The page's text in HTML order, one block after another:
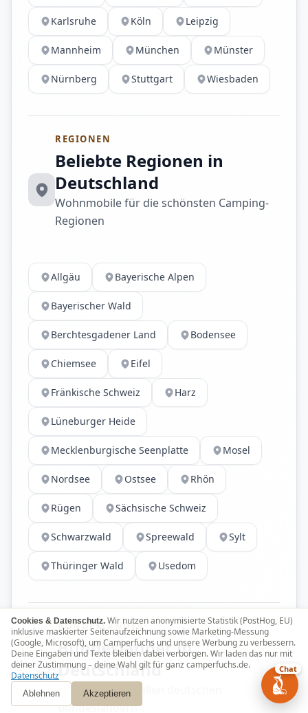
Karlsruhe Köln Leipzig
Mannheim München Münster
Nürnberg Stuttgart Wiesbaden
REGIONEN
Beliebte Regionen in
Deutschland
Wohnmobile für die schönsten Camping-
Regionen
Allgäu Bayerische Alpen
Bayerischer Wald
Berchtesgadener Land Bodensee
Chiemsee Eifel
Fränkische Schweiz Harz
Lüneburger Heide
Mecklenburgische Seenplatte Mosel
Nordsee Ostsee Rhön
Rügen Sächsische Schweiz
Schwarzwald Spreewald Sylt
Thüringer Wald Usedom
BUNDESLÄNDER
Bundesländer in
Deutschland
Wohnmobile in allen deutschen
Bundesländern
Cookies & Datenschutz. Wir nutzen anonymisierte Statistik (PostHog, EU)
inklusive maskierter Seitenaufzeichnung sowie Marketing-Messung
(Google, Microsoft), um Camperfuchs und unsere Werbung zu verbessern.
Deine Eingaben und Texte bleiben dabei verborgen. Wir laden das nur mit
deiner Zustimmung – deine Wahl gilt für ganz camperfuchs.de.
Datenschutz
Ablehnen Akzeptieren
Chat